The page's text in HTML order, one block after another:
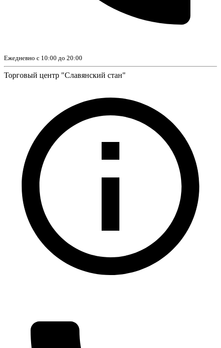
Ежедневно с 10:00 до 20:00
Торговый центр "Славянский стан"